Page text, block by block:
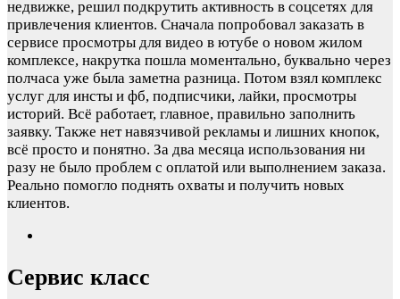
недвижке, решил подкрутить активность в соцсетях для
привлечения клиентов. Сначала попробовал заказать в
сервисе просмотры для видео в ютубе о новом жилом
комплексе, накрутка пошла моментально, буквально через
полчаса уже была заметна разница. Потом взял комплекс
услуг для инсты и фб, подписчики, лайки, просмотры
историй. Всё работает, главное, правильно заполнить
заявку. Также нет навязчивой рекламы и лишних кнопок,
всё просто и понятно. За два месяца использования ни
разу не было проблем с оплатой или выполнением заказа.
Реально помогло поднять охваты и получить новых
клиентов.
Сервис класс